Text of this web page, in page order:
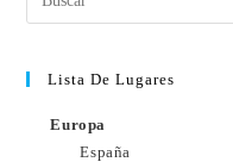
Lista De Lugares
Europa
España